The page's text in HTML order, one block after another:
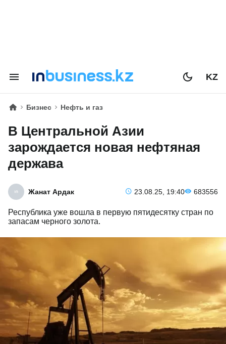
KZ
Бизнес Нефть и газ
В Центральной Азии
зарождается новая нефтяная
держава
Жанат Ардак 23.08.25, 19:40 683556
Республика уже вошла в первую пятидесятку стран по
запасам черного золота.